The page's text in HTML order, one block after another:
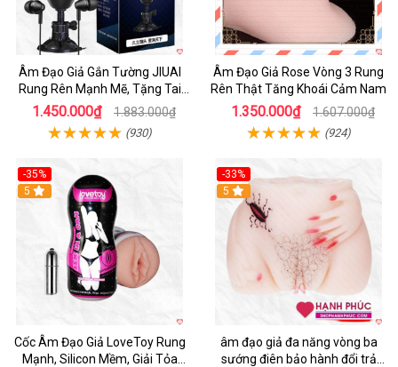
Âm Đạo Giả Gắn Tường JIUAI
Rung Rên Mạnh Mẽ, Tặng Tai
Nghe
1.450.000₫ 1.883.000₫
(930)
Âm Đạo Giả Rose Vòng 3 Rung
Rên Thật Tăng Khoái Cảm Nam
1.350.000₫ 1.607.000₫
(924)
-35%
5
Cốc Âm Đạo Giả LoveToy Rung
Mạnh, Silicon Mềm, Giải Tỏa
-33%
5
âm đạo giả đa năng vòng ba
sướng điên bảo hành đổi trả